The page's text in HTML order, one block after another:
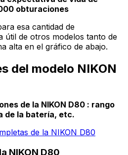
obturaciones
esa cantidad de
útil de otros modelos tanto de
alta en el gráfico de abajo.
del modelo NIKON
de la NIKON D80 : rango
de la batería, etc.
de la NIKON D80
NIKON D80